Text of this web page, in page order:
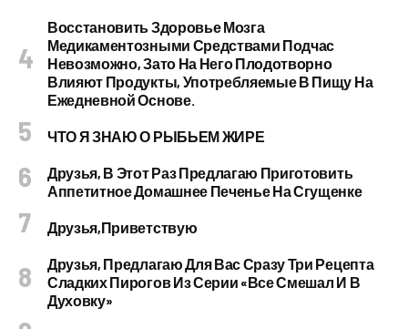
Восстановить Здоровье Мозга
Медикаментозными Средствами Подчас
Невозможно, Зато На Него Плодотворно
Влияют Продукты, Употребляемые В Пищу На
Ежедневной Основе.
ЧТО Я ЗНАЮ О РЫБЬЕМ ЖИРЕ
Друзья, В Этот Раз Предлагаю Приготовить
Аппетитное Домашнее Печенье На Сгущенке
Друзья,приветствую
Друзья, Предлагаю Для Вас Сразу Три Рецепта
Сладких Пирогов Из Серии «все Смешал И В
Духовку»